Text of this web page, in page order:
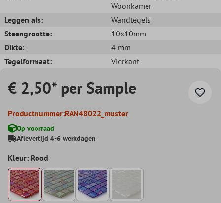
Woonkamer
Leggen als:
Wandtegels
Steengrootte:
10x10mm
Dikte:
4 mm
Tegelformaat:
Vierkant
€ 2,50* per Sample
Productnummer:RAN48022_muster
Op voorraad
Aflevertijd 4-6 werkdagen
Kleur: Rood